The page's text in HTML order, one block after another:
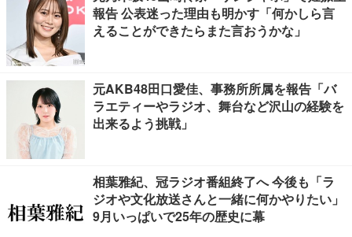
報告 公表迷った理由も明かす「何かしら言
えることができたらまた言おうかな」
元AKB48田口愛佳、事務所所属を報告「バ
ラエティーやラジオ、舞台など沢山の経験を
出来るよう挑戦」
相葉雅紀、冠ラジオ番組終了へ 今後も「ラ
ジオや文化放送さんと一緒に何かやりたい」
9月いっぱいで25年の歴史に幕